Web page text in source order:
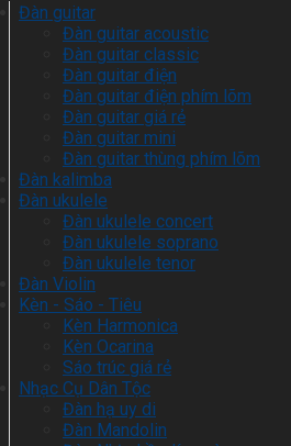
Đàn guitar
Đàn guitar acoustic
Đàn guitar classic
Đàn guitar điện
Đàn guitar điện phím lõm
Đàn guitar giá rẻ
Đàn guitar mini
Đàn guitar thùng phím lõm
Đàn kalimba
Đàn ukulele
Đàn ukulele concert
Đàn ukulele soprano
Đàn ukulele tenor
Đàn Violin
Kèn - Sáo - Tiêu
Kèn Harmonica
Kèn Ocarina
Sáo trúc giá rẻ
Nhạc Cụ Dân Tộc
Đàn hạ uy di
Đàn Mandolin